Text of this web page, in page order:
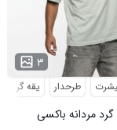
۳
طرحدار یقه گرد
مردانه باکسی